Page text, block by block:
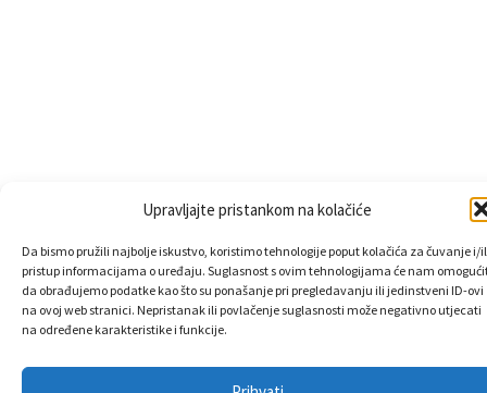
Upravljajte pristankom na kolačiće
Da bismo pružili najbolje iskustvo, koristimo tehnologije poput kolačića za čuvanje i/
pristup informacijama o uređaju. Suglasnost s ovim tehnologijama će nam
da obrađujemo podatke kao što su ponašanje pri pregledavanju ili jedinstveni ID-ovi
na ovoj web stranici. Nepristanak ili povlačenje suglasnosti može negativno utjecati
na određene karakteristike i funkcije.